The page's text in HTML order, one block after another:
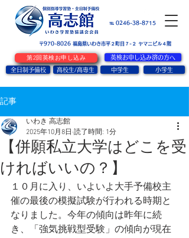
℡ 0246-38-8715
〒970-8026 ​福島県いわき市平２町目７-２ ヤマニビル４階
全日制予備校 高校生/高専生 中学生 小学生
英検お申し込み済の方へ
第2回英検お申し込み
記事
【併願私立大学はどこを受
ければいいの？】
いわき 高志館
2025年10月8日 読了時間: 1分
１０月に入り、いよいよ大手予備校主
催の最後の模擬試験が行われる時期と
なりました。今年の傾向は昨年に続
き、「強気挑戦型受験」の傾向が現在